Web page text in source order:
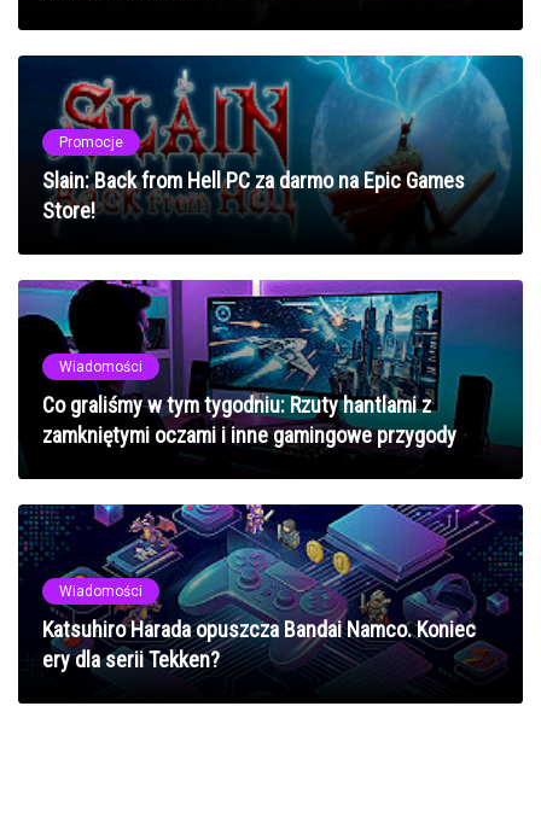
Promocje
Slain: Back from Hell PC za darmo na Epic Games
Store!
Wiadomości
Co graliśmy w tym tygodniu: Rzuty hantlami z
zamkniętymi oczami i inne gamingowe przygody
Wiadomości
Katsuhiro Harada opuszcza Bandai Namco. Koniec
ery dla serii Tekken?